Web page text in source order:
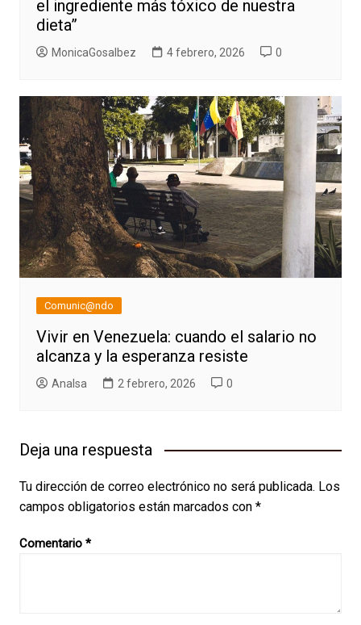
el ingrediente más tóxico de nuestra
dieta”
MonicaGosalbez 4 febrero, 2026 0
Comunic@ndo
Vivir en Venezuela: cuando el salario no
alcanza y la esperanza resiste
AnaIsa 2 febrero, 2026 0
Deja una respuesta
Tu dirección de correo electrónico no será publicada. Los
campos obligatorios están marcados con *
Comentario *